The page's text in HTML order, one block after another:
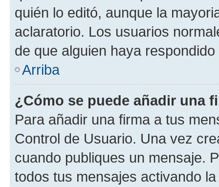
quién lo editó, aunque la
aclaratorio. Los usuarios
de que alguien haya
Arriba
¿Cómo se puede añadir una
Para añadir una firma a tus
Control de Usuario. Una vez
cuando publiques un mensaje.
todos tus mensajes activando